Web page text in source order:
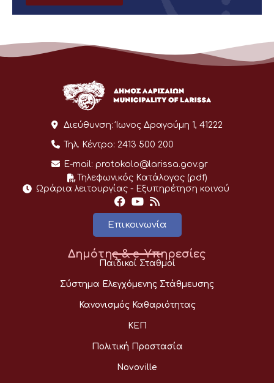
Διεύθυνση: Ίωνος Δραγούμη 1, 41222
Τηλ. Κέντρο: 2413 500 200
E-mail: protokolo@larissa.gov.gr
Τηλεφωνικός Κατάλογος (pdf)
Ωράρια λειτουργίας - Eξυπηρέτηση κοινού
Επικοινωνία
Δημότης & e-Υπηρεσίες
Παιδικοί Σταθμοί
Σύστημα Ελεγχόμενης Στάθμευσης
Κανονισμός Καθαριότητας
ΚΕΠ
Πολιτική Προστασία
Novoville